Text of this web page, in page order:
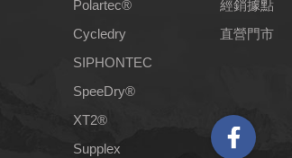
Polartec®
Cycledry
SIPHONTEC
SpeeDry®
XT2®
Supplex
經銷據點
直營門市